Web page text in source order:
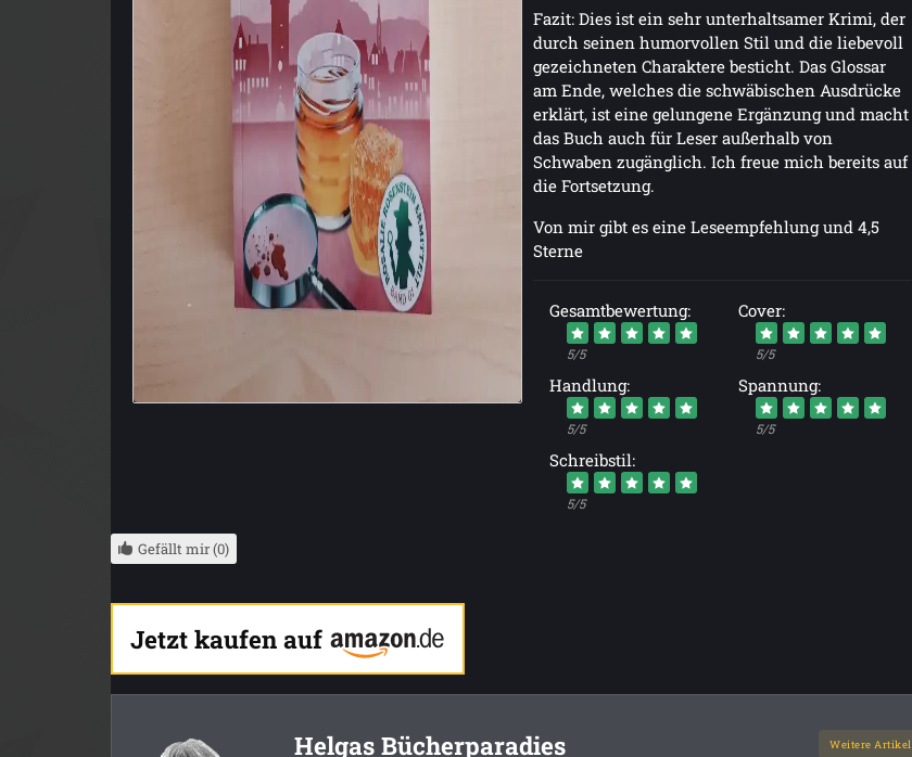
Fazit: Dies ist ein sehr unterhaltsamer Krimi, der
durch seinen humorvollen Stil und die liebevoll
gezeichneten Charaktere besticht. Das Glossar
am Ende, welches die schwäbischen Ausdrücke
erklärt, ist eine gelungene Ergänzung und macht
das Buch auch für Leser außerhalb von
Schwaben zugänglich. Ich freue mich bereits auf
die Fortsetzung.
Von mir gibt es eine Leseempfehlung und 4,5
Sterne
Gesamtbewertung:
5/5
Cover:
5/5
Handlung:
5/5
Spannung:
5/5
Schreibstil:
5/5
Gefällt mir (0)
Jetzt kaufen auf
Helgas Bücherparadies Weitere Artikel